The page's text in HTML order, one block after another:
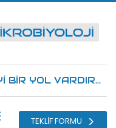
BİR YOL VARDIR...
TEKLİF FORMU